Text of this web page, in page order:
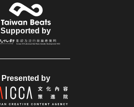
Supported by
Presented by